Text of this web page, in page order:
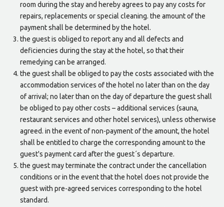
room during the stay and hereby agrees to pay any costs for
repairs, replacements or special cleaning. the amount of the
payment shall be determined by the hotel.
the guest is obliged to report any and all defects and
deficiencies during the stay at the hotel, so that their
remedying can be arranged.
the guest shall be obliged to pay the costs associated with the
accommodation services of the hotel no later than on the day
of arrival; no later than on the day of departure the guest shall
be obliged to pay other costs – additional services (sauna,
restaurant services and other hotel services), unless otherwise
agreed. in the event of non-payment of the amount, the hotel
shall be entitled to charge the corresponding amount to the
guest's payment card after the guest´s departure.
the guest may terminate the contract under the cancellation
conditions or in the event that the hotel does not provide the
guest with pre-agreed services corresponding to the hotel
standard.